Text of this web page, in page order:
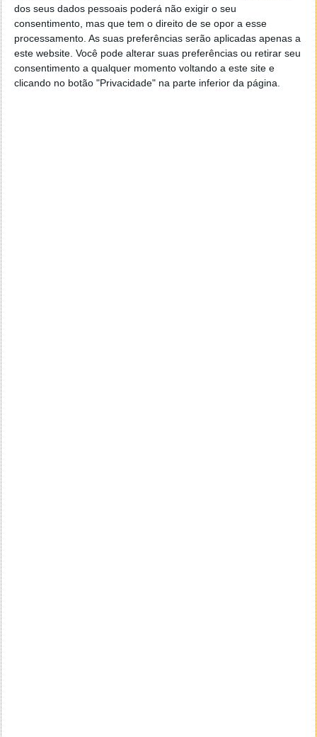
dos seus dados pessoais poderá não exigir o seu
consentimento, mas que tem o direito de se opor a esse
processamento. As suas preferências serão aplicadas apenas a
este website. Você pode alterar suas preferências ou retirar seu
consentimento a qualquer momento voltando a este site e
clicando no botão "Privacidade" na parte inferior da página.